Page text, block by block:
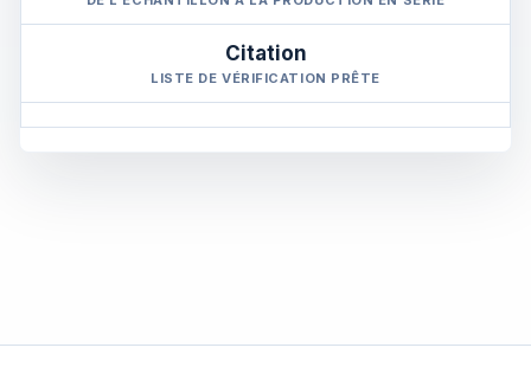
Citation
LISTE DE VÉRIFICATION PRÊTE